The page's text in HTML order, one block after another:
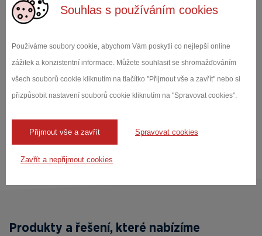
Souhlas s používáním cookies
Používáme soubory cookie, abychom Vám poskytli co nejlepší online
zážitek a konzistentní informace. Můžete souhlasit se shromažďováním
všech souborů cookie kliknutím na tlačítko "Přijmout vše a zavřít" nebo si
přizpůsobit nastavení souborů cookie kliknutím na "Spravovat cookies".
Přijmout vše a zavřít Spravovat cookies
Zavřít a nepřijmout cookies
Weisstechnik - OPC UA
PDF, 1.23MB
S!MPATI® Time Labs
PDF, 327.39KB
Produkty a řešení, které nabízíme